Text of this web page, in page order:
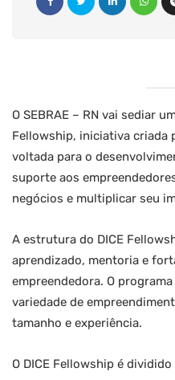
O SEBRAE – RN vai sediar
Fellowship, iniciativa criada
voltada para o
suporte aos
negócios e multiplicar seu
A estrutura do DICE
aprendizado, mentoria e
empreendedora. O
variedade de
tamanho e experiência.
O DICE Fellowship é